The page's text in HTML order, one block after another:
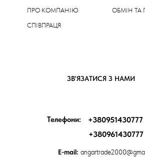
ПРО КОМПАНІЮ
СПІВПРАЦЯ
ОБМІН ТА
ЗВ'ЯЗАТИСЯ З НАМИ
Телефони:
E-mail:
+380951430777
+380961430777